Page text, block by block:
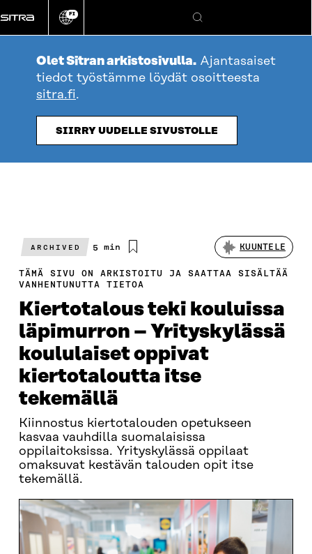
suoraan
sisältöön
Vaihda
kieli
FI
Hae
Olet Sitran arkistosivulla. Ajantasaiset
tiedot työstämme löydät osoitteesta
sitra.fi.
SIIRRY UUDELLE SIVUSTOLLE
ARCHIVED
Arvioitu
5 min KUUNTELE
TÄMÄ SIVU ON ARKISTOITU JA SAATTAA SISÄLTÄÄ
VANHENTUNUTTA TIETOA
Kiertotalous teki kouluissa
läpimurron – Yrityskylässä
koululaiset oppivat
kiertotaloutta itse
tekemällä
Kiinnostus kiertotalouden opetukseen
kasvaa vauhdilla suomalaisissa
oppilaitoksissa. Yrityskylässä oppilaat
omaksuvat kestävän talouden opit itse
tekemällä.